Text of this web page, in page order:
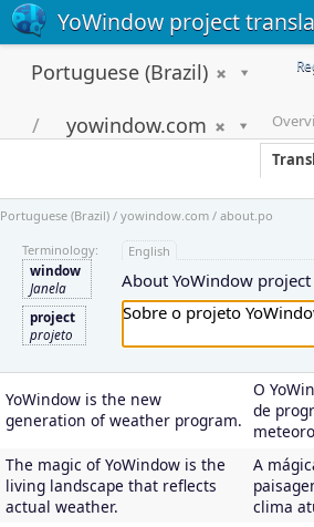
YoWindow project
Portuguese (Brazil)
yowindow.com
Portuguese (Brazil) / yowindow.com / about.po
Terminology:
window
Janela
project
projeto
English
About YoWindow project
YoWindow is the new
generation of weather program.
O
de
The magic of YoWindow is the
living landscape that reflects
actual weather.
A
clima